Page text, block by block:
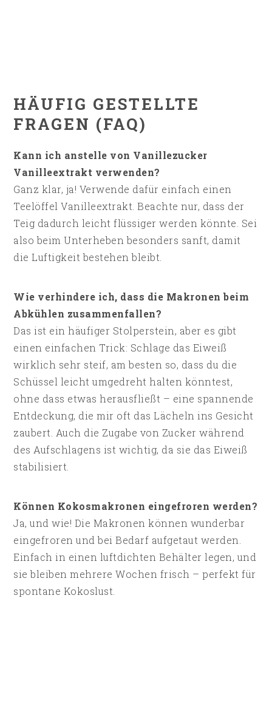
HÄUFIG GESTELLTE
FRAGEN (FAQ)
Kann ich anstelle von Vanillezucker
Vanilleextrakt verwenden?
Ganz klar, ja! Verwende dafür einfach einen
Teelöffel Vanilleextrakt. Beachte nur, dass der
Teig dadurch leicht flüssiger werden könnte. Sei
also beim Unterheben besonders sanft, damit
die Luftigkeit bestehen bleibt.
Wie verhindere ich, dass die Makronen beim
Abkühlen zusammenfallen?
Das ist ein häufiger Stolperstein, aber es gibt
einen einfachen Trick: Schlage das Eiweiß
wirklich sehr steif, am besten so, dass du die
Schüssel leicht umgedreht halten könntest,
ohne dass etwas herausfließt – eine spannende
Entdeckung, die mir oft das Lächeln ins Gesicht
zaubert. Auch die Zugabe von Zucker während
des Aufschlagens ist wichtig, da sie das Eiweiß
stabilisiert.
Können Kokosmakronen eingefroren werden?
Ja, und wie! Die Makronen können wunderbar
eingefroren und bei Bedarf aufgetaut werden.
Einfach in einen luftdichten Behälter legen, und
sie bleiben mehrere Wochen frisch – perfekt für
spontane Kokoslust.